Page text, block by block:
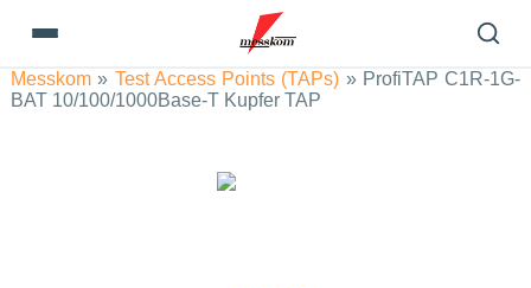
Messkom » Test Access Points (TAPs) » ProfiTAP C1R-1G-
BAT 10/100/1000Base-T Kupfer TAP